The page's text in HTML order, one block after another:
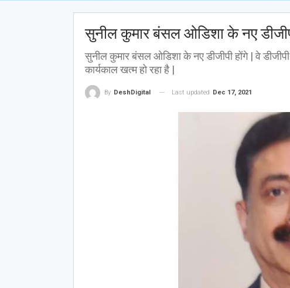
सुनील कुमार बंसल ओडिशा के नए
सुनील कुमार बंसल ओडिशा के नए डीजीपी होंगे | वे
कार्यकाल खत्म हो रहा है |
By DeshDigital Last updated Dec 17, 2021